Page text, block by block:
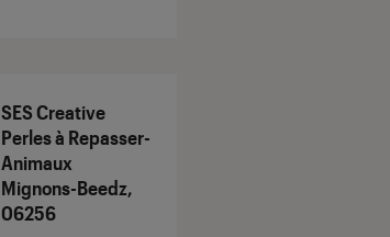
SES Creative
Perles à Repasser-
Animaux
Mignons-Beedz,
06256